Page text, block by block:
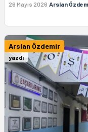
26 Mayıs 2026 Arslan
Arslan Özdemir
yazdı